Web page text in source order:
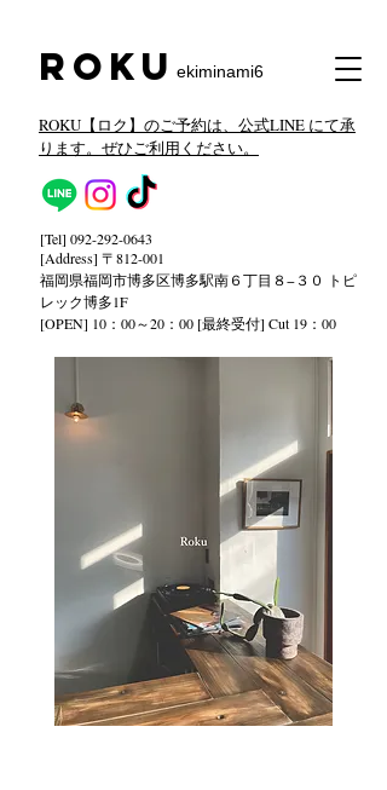
​Roku ekiminami6
[Tel] 092-292-0643
[Address] 〒812-001
福岡県福岡市博多区博多駅南６丁目８−３０ トピ
レック博多1F
[OPEN] 10：00～20：00 [最終受付] Cut 19：00
ROKU【ロク】のご予約は、公式LINE にて承
ります。ぜひご利用ください。